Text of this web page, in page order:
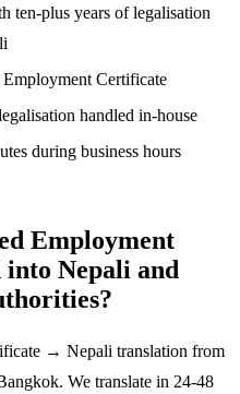
ten-plus years of legalisation
Certificate
handled in-house
during business hours
Employment
Nepali and
→ Nepali translation from
We translate in 24-48